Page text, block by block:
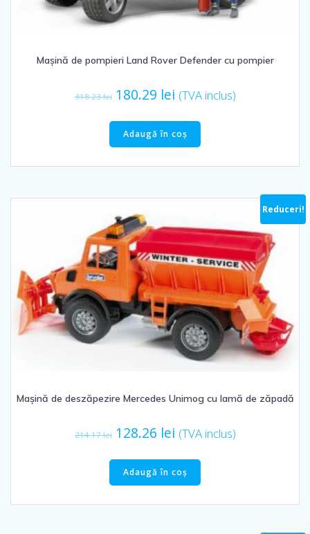
Mașină de pompieri Land Rover Defender cu pompier
318.23lei Prețul
fost:
318.23 lei.
180.29 leiPrețul
este:
180.29 lei.
(TVA inclus)
Adaugă în coș
Reduceri!
Mașină de deszăpezire Mercedes Unimog cu lamă de zăpadă
214.17lei Prețul
fost:
214.17 lei.
128.26 leiPrețul
este:
128.26 lei.
(TVA inclus)
Adaugă în coș